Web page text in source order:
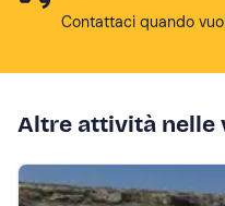
Contattaci quando
Altre attività nelle